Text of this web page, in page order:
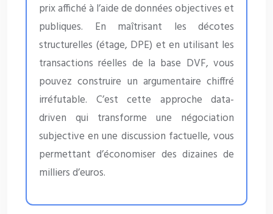
prix affiché à l’aide de données objectives et
publiques. En maîtrisant les décotes
structurelles (étage, DPE) et en utilisant les
transactions réelles de la base DVF, vous
pouvez construire un argumentaire chiffré
irréfutable. C’est cette approche data-
driven qui transforme une négociation
subjective en une discussion factuelle, vous
permettant d’économiser des dizaines de
milliers d’euros.